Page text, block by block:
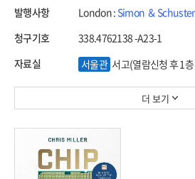
발행사항
London : Simon ＆ Schuster
청구기호
338.4762138 -A23-1
자료실
서울관 서고(열람신청 후 1
더 보기